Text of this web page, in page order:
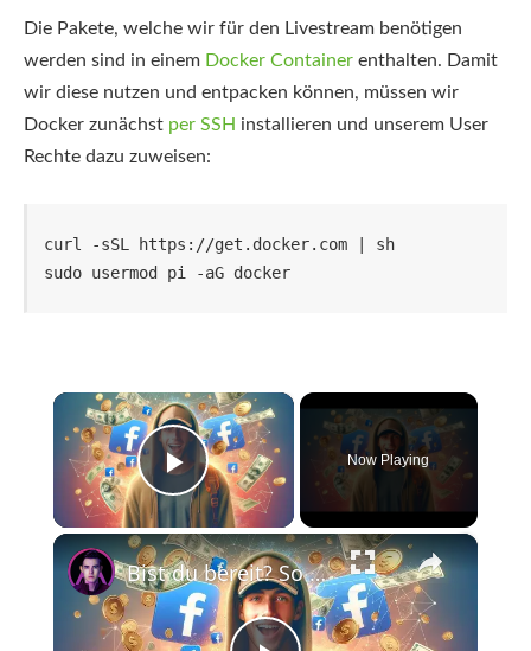
Die Pakete, welche wir für den Livestream benötigen
werden sind in einem Docker Container enthalten. Damit
wir diese nutzen und entpacken können, müssen wir
Docker zunächst per SSH installieren und unserem User
Rechte dazu zuweisen:
curl -sSL https://get.docker.com | sh
sudo usermod pi -aG docker
×
Play Video
Now Playing
×
Bist du bereit? So einfach geht's: Geld verdienen auf Facebook